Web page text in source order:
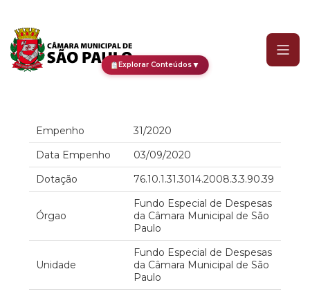
Explorar Conteúdos▼
Empenho
31/2020
Data Empenho
03/09/2020
Dotação
76.10.1.31.3014.2008.3.3.90.39
Órgao
Fundo Especial de Despesas
da Câmara Municipal de São
Paulo
Unidade
Fundo Especial de Despesas
da Câmara Municipal de São
Paulo